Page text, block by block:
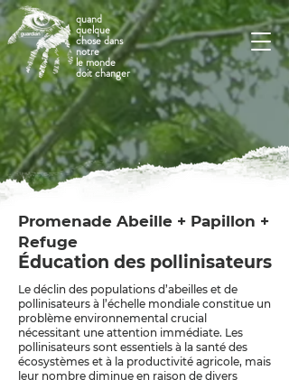
quand
quelque
chose dans
notre
le monde
doit changer
Promenade Abeille + Papillon +
Refuge
Éducation des pollinisateurs
Le déclin des populations d’abeilles et de
pollinisateurs à l’échelle mondiale constitue un
problème environnemental crucial
nécessitant une attention immédiate. Les
pollinisateurs sont essentiels à la santé des
écosystèmes et à la productivité agricole, mais
leur nombre diminue en raison de divers